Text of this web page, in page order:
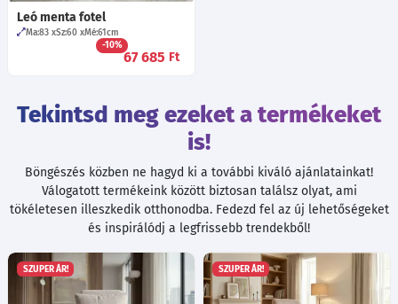
Leó menta fotel
Ma:83 Sz:60 Mé:61cm
-10%
67 685 Ft
Tekintsd meg ezeket a termékeket
is!
Böngészés közben ne hagyd ki a további kiváló ajánlatainkat!
Válogatott termékeink között biztosan találsz olyat, ami
tökéletesen illeszkedik otthonodba. Fedezd fel az új lehetőségeket
és inspirálódj a legfrissebb trendekből!
SZUPER ÁR! SZUPER ÁR!